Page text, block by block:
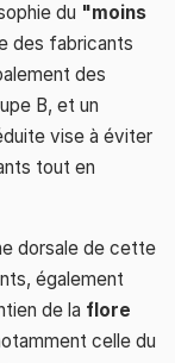
du "moins
des fabricants
des
B, et un
vise à éviter
tout en
dorsale de cette
également
de la flore
celle du